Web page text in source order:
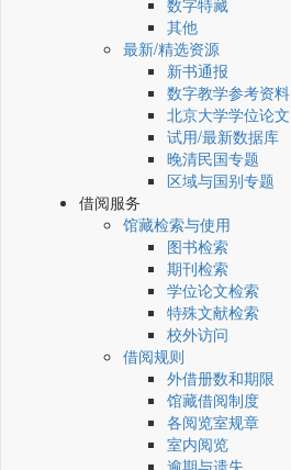
数字特藏
其他
最新/精选资源
新书通报
数字教学参考资料
北京大学学位论文
试用/最新数据库
晚清民国专题
区域与国别专题
借阅服务
馆藏检索与使用
图书检索
期刊检索
学位论文检索
特殊文献检索
校外访问
借阅规则
外借册数和期限
馆藏借阅制度
各阅览室规章
室内阅览